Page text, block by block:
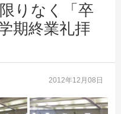
りなく「卒
期終業礼拝
2012年12月08日